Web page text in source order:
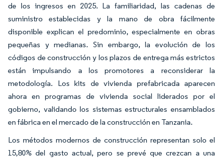
de los ingresos en 2025. La familiaridad, las cadenas de
suministro establecidas y la mano de obra fácilmente
disponible explican el predominio, especialmente en obras
pequeñas y medianas. Sin embargo, la evolución de los
códigos de construcción y los plazos de entrega más estrictos
están impulsando a los promotores a reconsiderar la
metodología. Los kits de vivienda prefabricada aparecen
ahora en programas de vivienda social liderados por el
gobierno, validando los sistemas estructurales ensamblados
en fábrica en el mercado de la construcción en Tanzania.
Los métodos modernos de construcción representan solo el
15,80% del gasto actual, pero se prevé que crezcan a una